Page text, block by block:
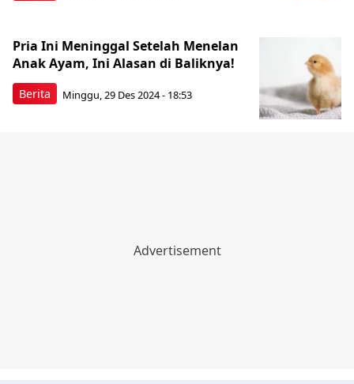
Berita
Pria Ini Meninggal Setelah Menelan
Anak Ayam, Ini Alasan di Baliknya!
Minggu, 29 Des 2024 - 18:53